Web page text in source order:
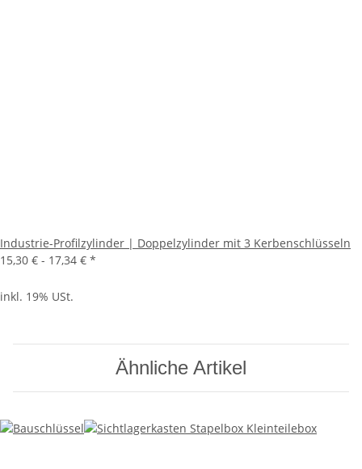
Industrie-Profilzylinder | Doppelzylinder mit 3 Kerbenschlüsseln
15,30 € - 17,34 € *
inkl. 19% USt.
Ähnliche Artikel